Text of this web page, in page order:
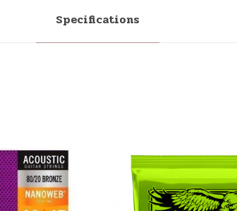
Specifications